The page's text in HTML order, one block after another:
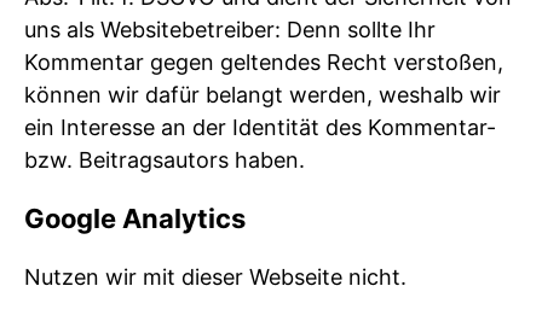
uns als Websitebetreiber: Denn sollte Ihr
Kommentar gegen geltendes Recht verstoßen,
können wir dafür belangt werden, weshalb wir
ein Interesse an der Identität des Kommentar-
bzw. Beitragsautors haben.
Google Analytics
Nutzen wir mit dieser Webseite nicht.